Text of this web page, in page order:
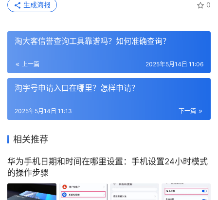
0
生成海报
淘大客信誉查询工具靠谱吗？如何准确查询？
上一篇 2025年5月14日 11:06
淘字号申请入口在哪里？怎样申请？
下一篇
2025年5月14日 11:13
相关推荐
华为手机日期和时间在哪里设置：手机设置24小时模式
的操作步骤